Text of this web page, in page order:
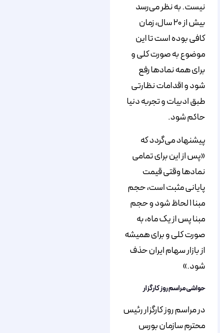
نیست. به نظر می‌رسد
بیش از ۲۰ سال، زمان
کافی بوده است تا این
موضوع به صورت کلی و
برای همه نمادها رفع
شود و اقدامات نظارتی
طبق ادبیات و تجربه دنیا
حاکم شود.
پیشنهاد می‌گردد که
«پس از این برای تمامی
نمادها وقتی قیمت
پایانی مثبت است، حجم
مبنا ۱ لحاظ شود و حجم
مبنا پس از یک ماه، به
صورت کلی و برای همیشه
از بازار سهام ایران حذف
شود.»
حواشی مراسم روز کارگزار
در مراسم روز کارگزار رئیس
محترم سازمان بورس